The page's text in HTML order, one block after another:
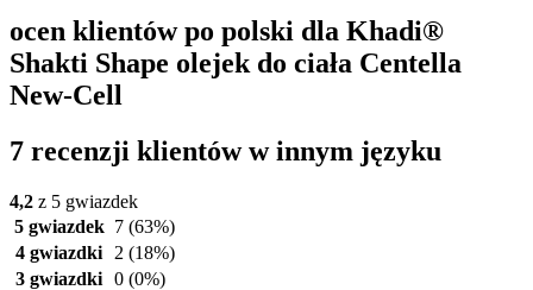
ocen klientów po polski dla Khadi®
Shakti Shape olejek do ciała Centella
New-Cell
7 recenzji klientów w innym języku
4,2 z 5 gwiazdek
5 gwiazdek 7 (63%)
4 gwiazdki
2 (18%)
3 gwiazdki 0 (0%)